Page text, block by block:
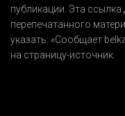
публикации. Эта
перепечатанного
указать: «Сообщает
на страницу-источник.